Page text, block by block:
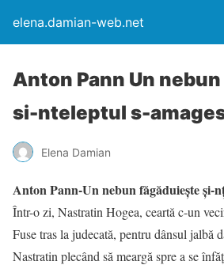
elena.damian-web.net
Anton Pann Un
si-nteleptul s-
Elena Damian
Anton Pann-Un nebun făgăduiește și-
Într-o zi, Nastratin Hogea, ceartă c-un
Fuse tras la judecată, pentru dânsul jalbă
Nastratin plecând să meargă spre a se